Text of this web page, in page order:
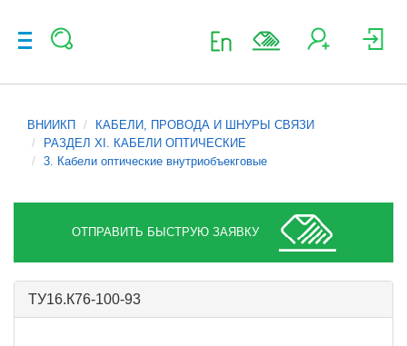
ВНИИКП
КАБЕЛИ, ПРОВОДА И ШНУРЫ СВЯЗИ
РАЗДЕЛ XI. КАБЕЛИ ОПТИЧЕСКИЕ
3. Кабели оптические внутриобъекговые
ОТПРАВИТЬ БЫСТРУЮ ЗАЯВКУ
ТУ16.К76-100-93